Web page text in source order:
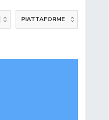
PIATTAFORME